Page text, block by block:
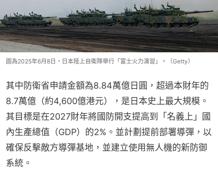
圖為2025年6月8日，日本陸上自衛隊舉行「富士火力演習」。（Getty）
其中防衛省申請金額為8.84萬億日圓，超過本財年的
8.7萬億（約4,600億港元），是日本史上最大規模。
其目標是在2027財年將國防開支提高到「名義上」國
內生產總值（GDP）的2%。並計劃提前部署導彈，以
確保反擊敵方導彈基地，並建立使用無人機的新防御
系統。